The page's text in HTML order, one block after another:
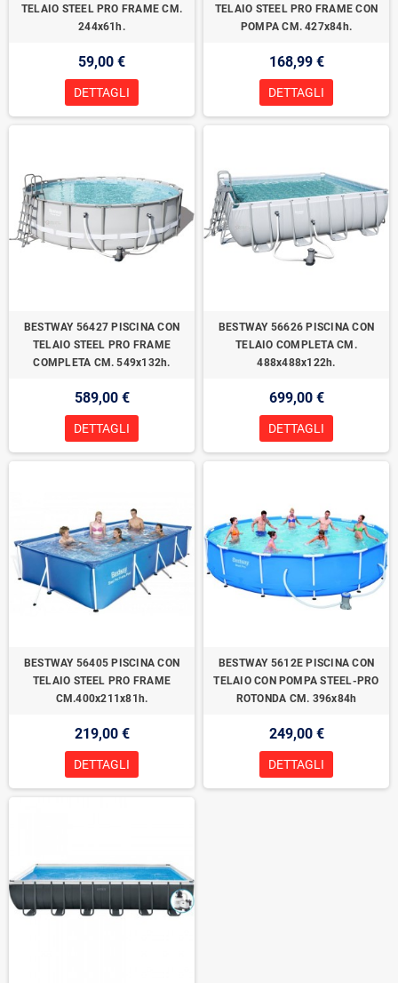
TELAIO STEEL PRO FRAME CM.
244x61h.
59,00 €
DETTAGLI
TELAIO STEEL PRO FRAME CON
POMPA CM. 427x84h.
168,99 €
DETTAGLI
BESTWAY 56427 PISCINA CON
TELAIO STEEL PRO FRAME
COMPLETA CM. 549x132h.
589,00 €
DETTAGLI
BESTWAY 56626 PISCINA CON
TELAIO COMPLETA CM.
488x488x122h.
699,00 €
DETTAGLI
BESTWAY 56405 PISCINA CON
TELAIO STEEL PRO FRAME
CM.400x211x81h.
219,00 €
DETTAGLI
BESTWAY 5612E PISCINA CON
TELAIO CON POMPA STEEL-PRO
ROTONDA CM. 396x84h
249,00 €
DETTAGLI